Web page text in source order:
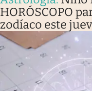
HORÓSCOPO
zodíaco este